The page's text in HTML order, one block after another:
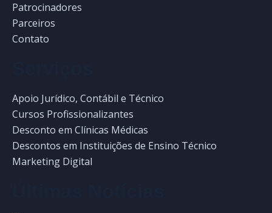
Patrocinadores
Parceiros
Contato
Apoio Jurídico, Contábil e Técnico
Cursos Profissionalizantes
Desconto em Clínicas Médicas
Descontos em Instituições de Ensino Técnico
Marketing Digital